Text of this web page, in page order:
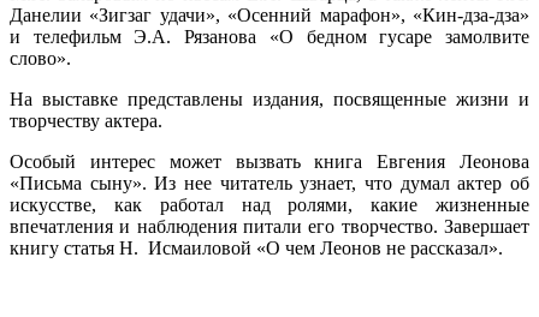
Данелии «Зигзаг удачи», «Осенний марафон», «Кин-дза-дза»
и телефильм Э.А. Рязанова «О бедном гусаре замолвите
слово».
На выставке представлены издания, посвященные жизни и
творчеству актера.
Особый интерес может вызвать книга Евгения Леонова
«Письма сыну». Из нее читатель узнает, что думал актер об
искусстве, как работал над ролями, какие жизненные
впечатления и наблюдения питали его творчество. Завершает
книгу статья Н. Исмаиловой «О чем Леонов не рассказал».